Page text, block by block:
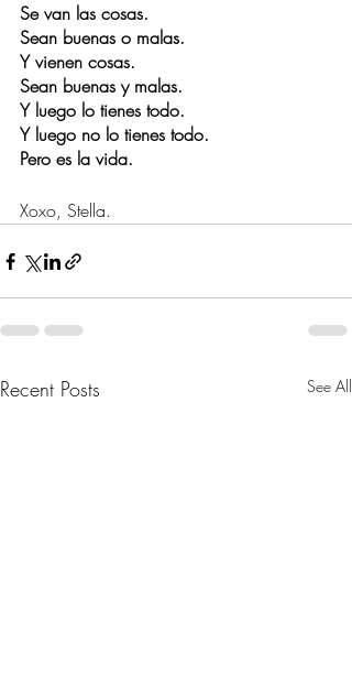
Se van las cosas.
Sean buenas o malas.
Y vienen cosas.
Sean buenas y malas.
Y luego lo tienes todo.
Y luego no lo tienes todo.
Pero es la vida.
Xoxo, Stella.
Recent Posts See All